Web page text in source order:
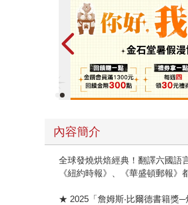
內容簡介
全球發燒烘焙經典！翻譯六國語
《紐約時報》、《華盛頓郵報》
★ 2025「詹姆斯‧比爾德書籍獎─